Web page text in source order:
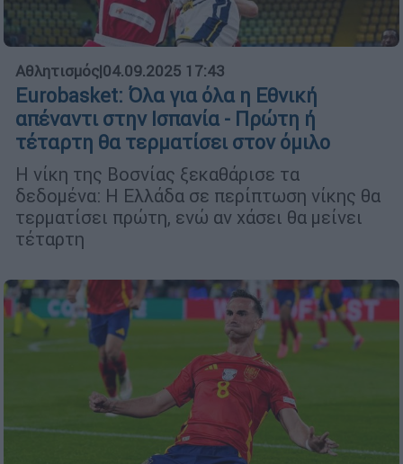
Αθλητισμός|04.09.2025 17:43
Eurobasket: Όλα για όλα η Εθνική
απέναντι στην Ισπανία - Πρώτη ή
τέταρτη θα τερματίσει στον όμιλο
Η νίκη της Βοσνίας ξεκαθάρισε τα
δεδομένα: Η Ελλάδα σε περίπτωση νίκης θα
τερματίσει πρώτη, ενώ αν χάσει θα μείνει
τέταρτη